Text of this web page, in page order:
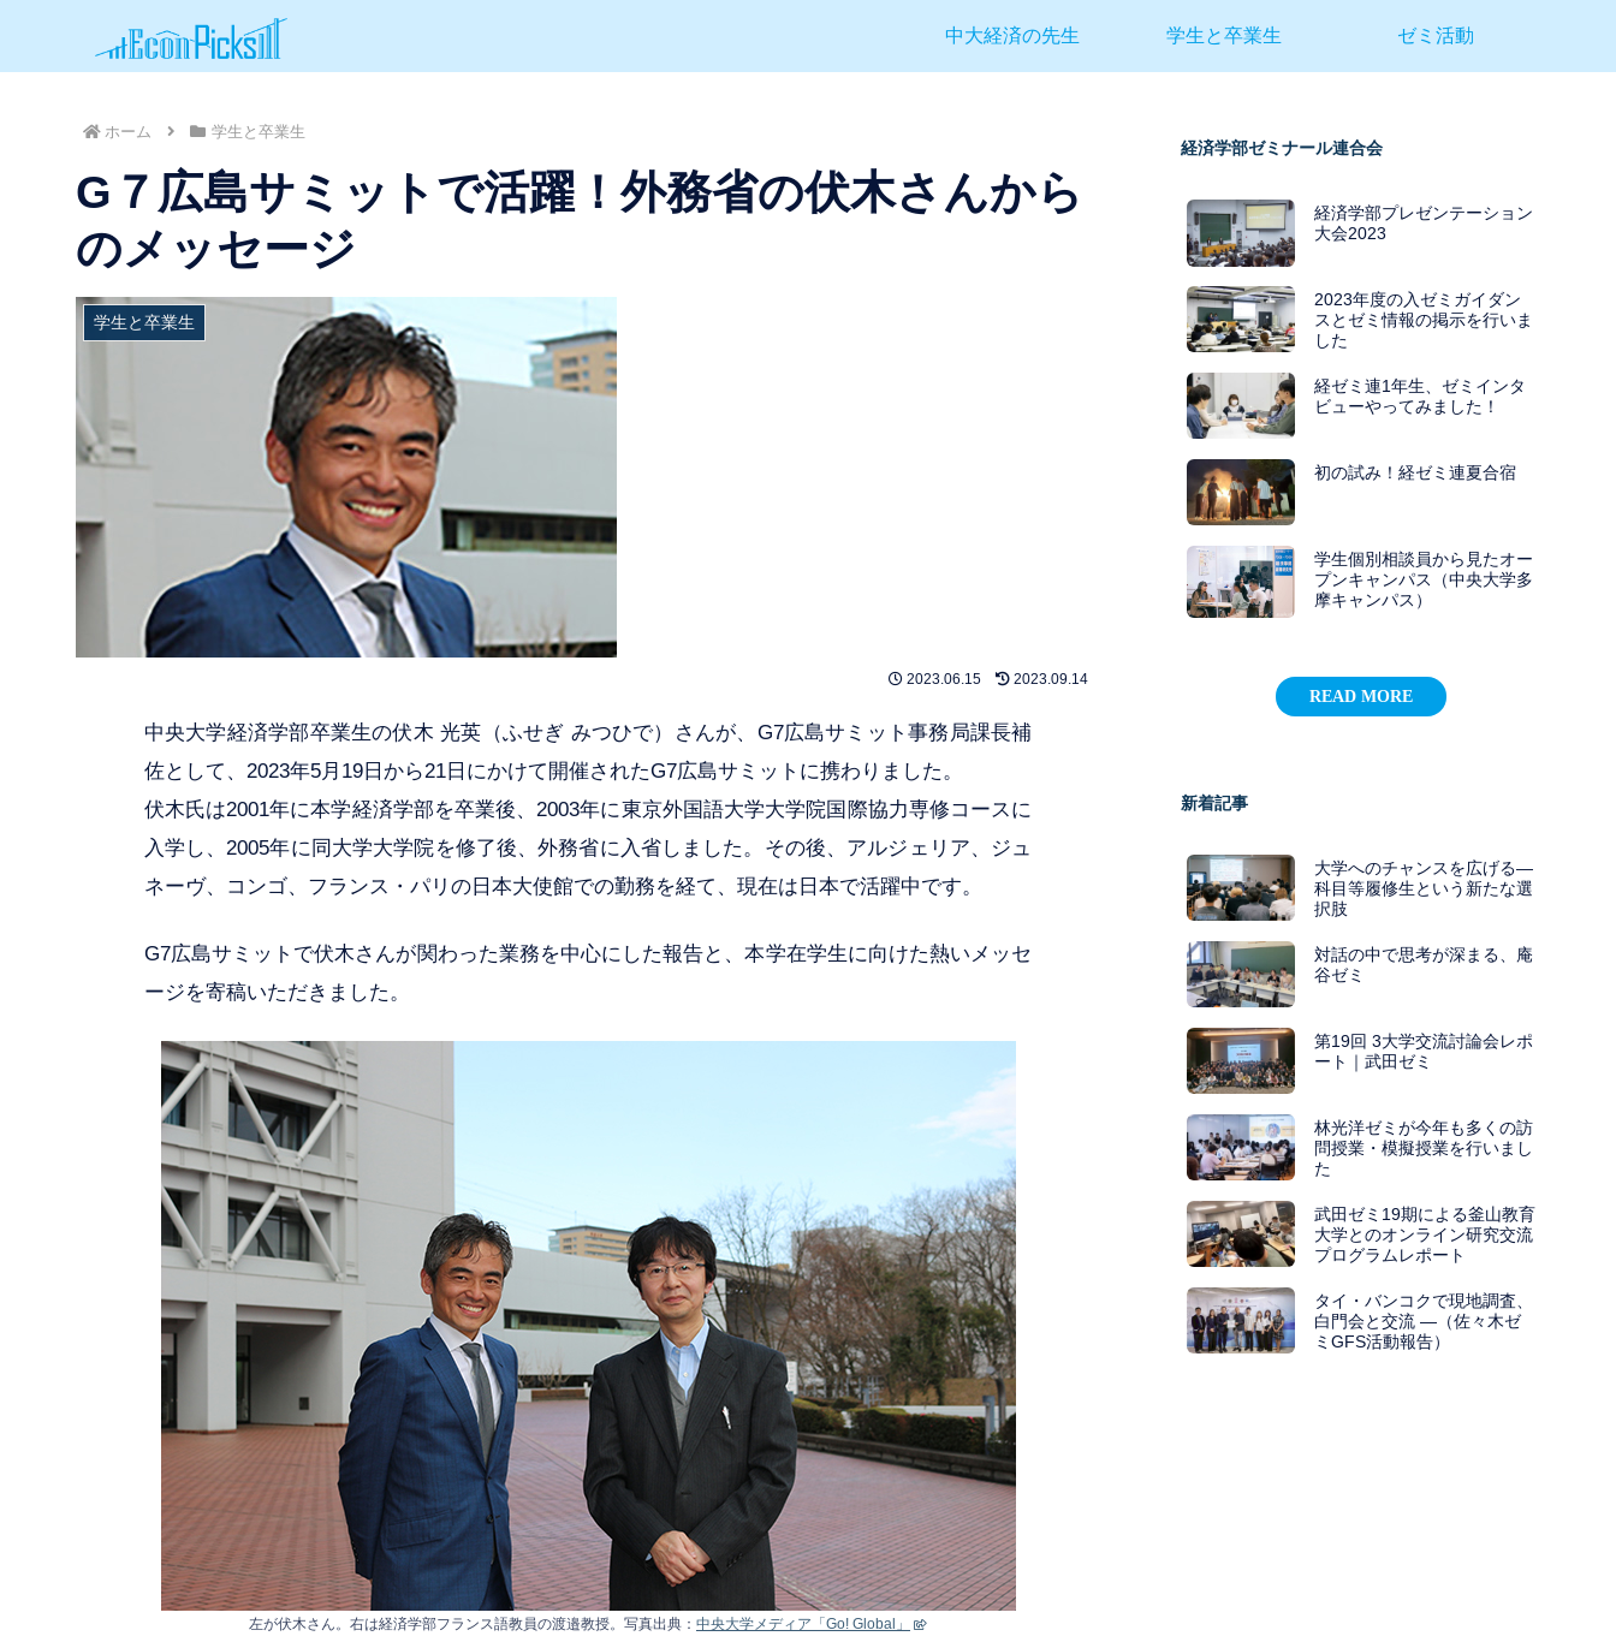
中大経済の先生 学生と卒業生 ゼミ活動
ホーム 学生と卒業生
G７広島サミットで活躍！外務省の伏木さんから
のメッセージ
学生と卒業生
2023.06.15 2023.09.14
中央大学経済学部卒業生の伏木 光英（ふせぎ みつひで）さんが、G7広島サミット事務局課長補
佐として、2023年5月19日から21日にかけて開催されたG7広島サミットに携わりました。
伏木氏は2001年に本学経済学部を卒業後、2003年に東京外国語大学大学院国際協力専修コースに
入学し、2005年に同大学大学院を修了後、外務省に入省しました。その後、アルジェリア、ジュ
ネーヴ、コンゴ、フランス・パリの日本大使館での勤務を経て、現在は日本で活躍中です。
G7広島サミットで伏木さんが関わった業務を中心にした報告と、本学在学生に向けた熱いメッセ
ージを寄稿いただきました。
左が伏木さん。右は経済学部フランス語教員の渡邉教授。写真出典： 中央大学メディア「Go! Global」
経済学部ゼミナール連合会
経済学部プレゼンテーション
大会2023
2023年度の入ゼミガイダン
スとゼミ情報の掲示を行いま
した
経ゼミ連1年生、ゼミインタ
ビューやってみました！
初の試み！経ゼミ連夏合宿
学生個別相談員から見たオー
プンキャンパス（中央大学多
摩キャンパス）
READ MORE
新着記事
大学へのチャンスを広げる―
科目等履修生という新たな選
択肢
対話の中で思考が深まる、庵
谷ゼミ
第19回 3大学交流討論会レポ
ート｜武田ゼミ
林光洋ゼミが今年も多くの訪
問授業・模擬授業を行いまし
た
武田ゼミ19期による釜山教育
大学とのオンライン研究交流
プログラムレポート
タイ・バンコクで現地調査、
白門会と交流 ―（佐々木ゼ
ミGFS活動報告）